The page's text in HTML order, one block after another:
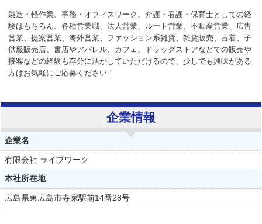
製造・軽作業、事務・オフィスワーク、介護・看護・保育士としての経
験はもちろん、各種営業職、法人営業、ルート営業、不動産営業、広告
営業、提案営業、海外営業、ファッション系雑貨、雑貨販売、古着、子
供服販売店、書店やアパレル、カフェ、ドラッグストアなどでの販売や
接客などの経験も存分に活かしていただけるので、少しでも興味がある
方はお気軽にご応募ください！
企業情報
企業名
有限会社 ライブワーク
本社所在地
広島県東広島市寺家駅前14番28号